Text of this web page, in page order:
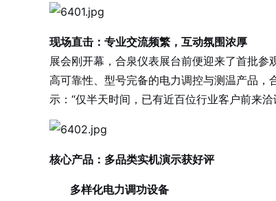
现场直击：专业交流频繁，互动氛围浓厚
展会刚开幕，合泉仪表展台前便迎来了首批
高可靠性、型号完备的电力调控与测温产品，
示：“仅半天时间，已有近百位行业客户前来
核心产品：多品类实机演示获好评
多样化电力调功设备